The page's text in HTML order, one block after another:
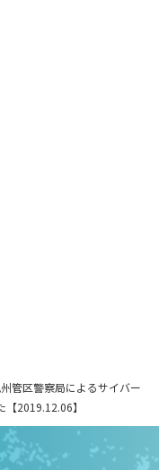
州管区警察局によるサイバー
2019.12.06】